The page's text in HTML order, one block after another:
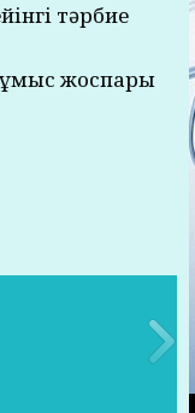
тәрбие
жоспары